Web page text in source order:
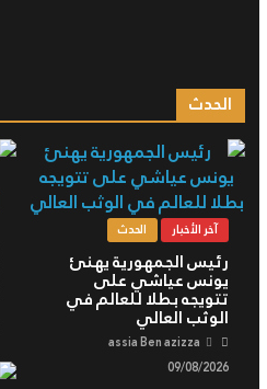
الحدث
آخر الأخبار الحدث
رئيس الجمهورية يهنئ
يونس عياشي على
تتويجه بطلا للعالم في
الوثب العالي
assia Ben azizza
09/08/2026